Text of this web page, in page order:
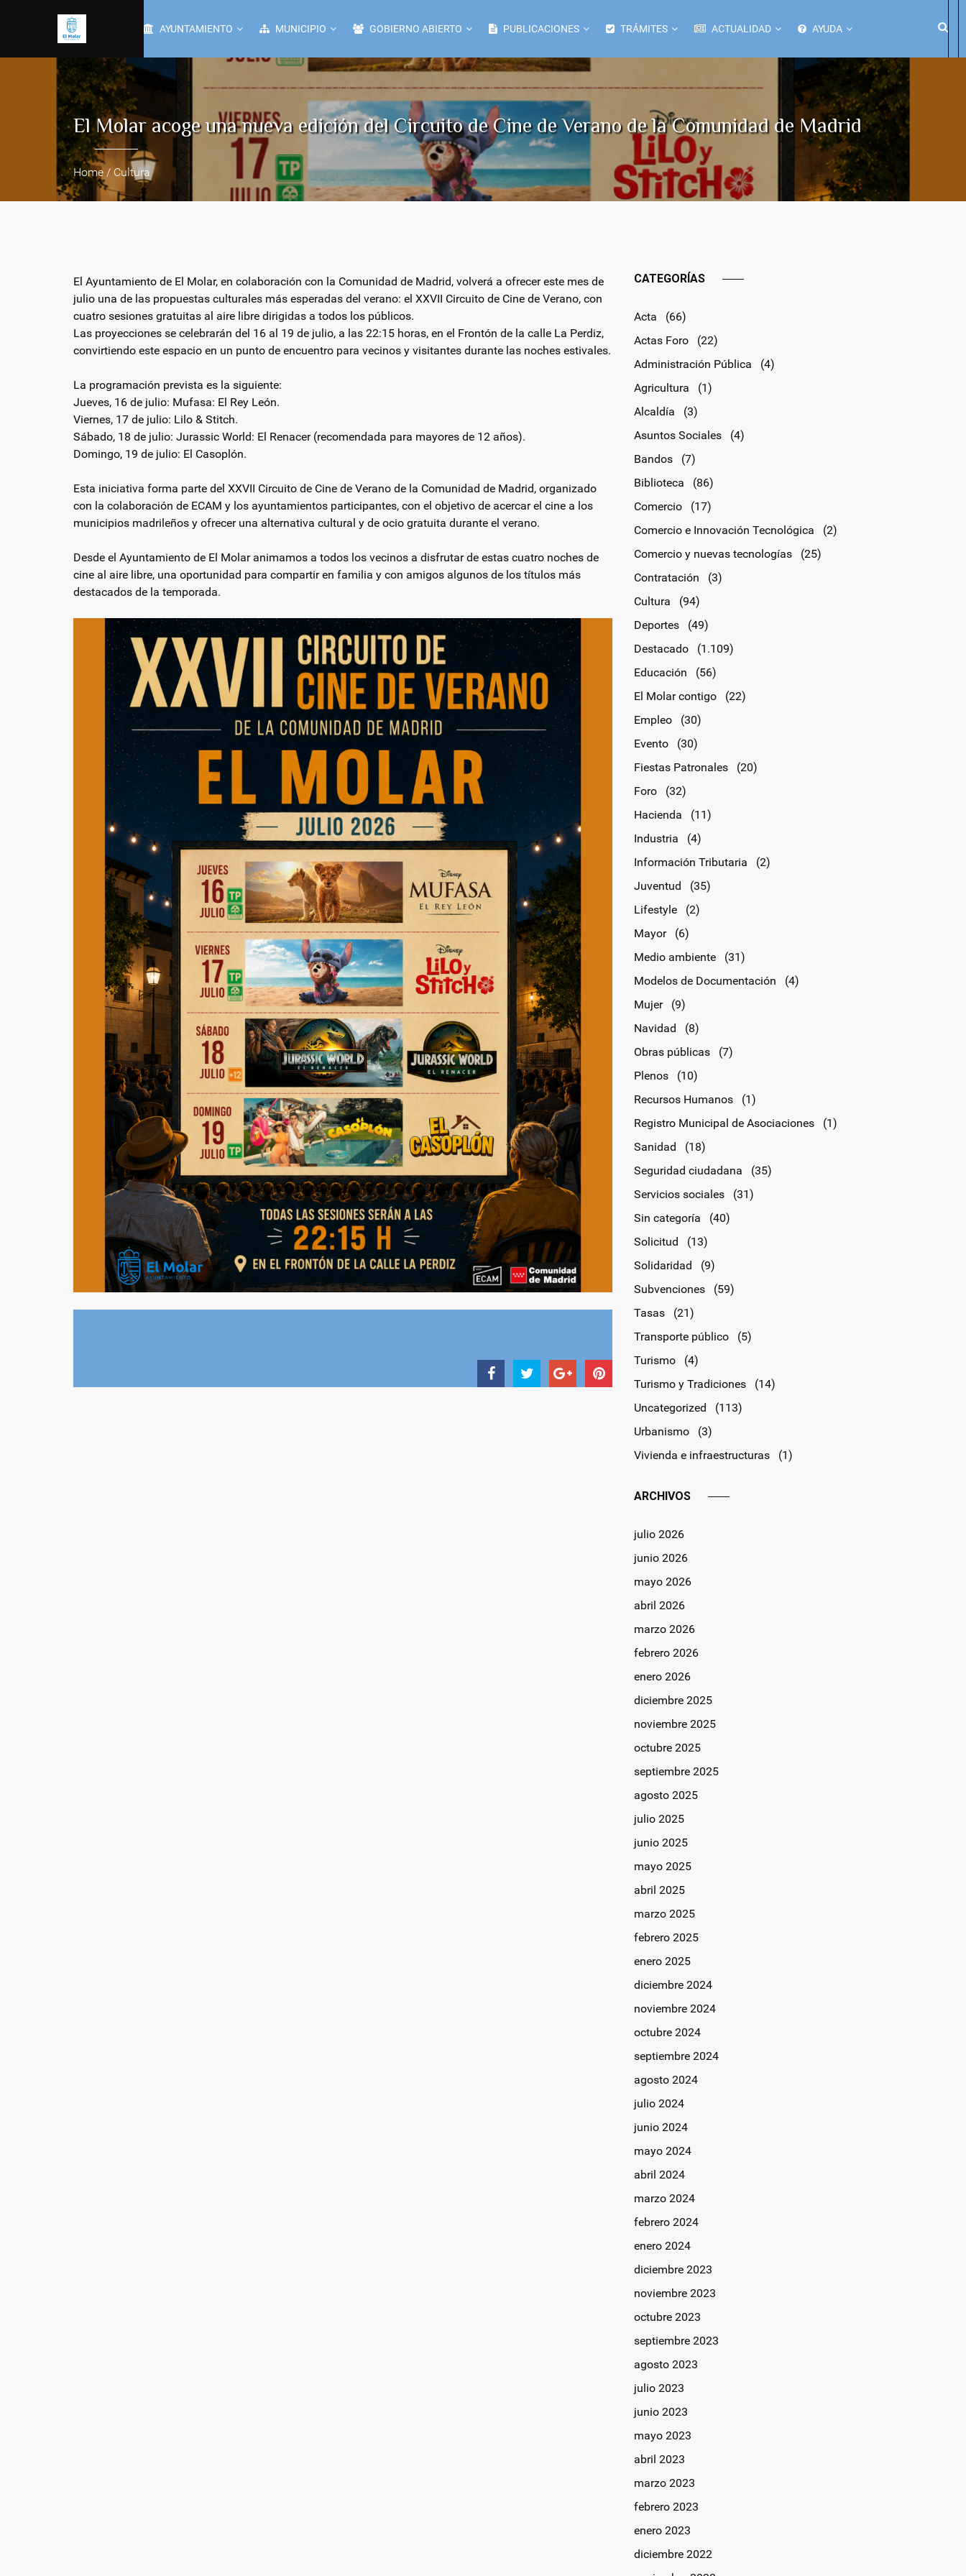
AYUNTAMIENTO MUNICIPIO GOBIERNO ABIERTO PUBLICACIONES TRÁMITES ACTUALIDAD AYUDA
El Molar acoge una nueva edición del Circuito de Cine de Verano de la Comunidad de Madrid
Home / Cultura
El Ayuntamiento de El Molar, en colaboración con la Comunidad de Madrid, volverá a ofrecer este mes de
julio una de las propuestas culturales más esperadas del verano: el XXVII Circuito de Cine de Verano, con
cuatro sesiones gratuitas al aire libre dirigidas a todos los públicos.
Las proyecciones se celebrarán del 16 al 19 de julio, a las 22:15 horas, en el Frontón de la calle La Perdiz,
convirtiendo este espacio en un punto de encuentro para vecinos y visitantes durante las noches estivales.
La programación prevista es la siguiente:
Jueves, 16 de julio: Mufasa: El Rey León.
Viernes, 17 de julio: Lilo & Stitch.
Sábado, 18 de julio: Jurassic World: El Renacer (recomendada para mayores de 12 años).
Domingo, 19 de julio: El Casoplón.
Esta iniciativa forma parte del XXVII Circuito de Cine de Verano de la Comunidad de Madrid, organizado
con la colaboración de ECAM y los ayuntamientos participantes, con el objetivo de acercar el cine a los
municipios madrileños y ofrecer una alternativa cultural y de ocio gratuita durante el verano.
Desde el Ayuntamiento de El Molar animamos a todos los vecinos a disfrutar de estas cuatro noches de
cine al aire libre, una oportunidad para compartir en familia y con amigos algunos de los títulos más
destacados de la temporada.
CATEGORÍAS
Acta
(66)
Actas Foro
(22)
Administración Pública
(4)
Agricultura
(1)
Alcaldía
(3)
Asuntos Sociales
(4)
Bandos
(7)
Biblioteca
(86)
Comercio
(17)
Comercio e Innovación Tecnológica
(2)
Comercio y nuevas tecnologías
(25)
Contratación
(3)
Cultura
(94)
Deportes
(49)
Destacado
(1.109)
Educación
(56)
El Molar contigo
(22)
Empleo
(30)
Evento
(30)
Fiestas Patronales
(20)
Foro
(32)
Hacienda
(11)
Industria
(4)
Información Tributaria
(2)
Juventud
(35)
Lifestyle
(2)
Mayor
(6)
Medio ambiente
(31)
Modelos de Documentación
(4)
Mujer
(9)
Navidad
(8)
Obras públicas
(7)
Plenos
(10)
Recursos Humanos
(1)
Registro Municipal de Asociaciones
(1)
Sanidad
(18)
Seguridad ciudadana
(35)
Servicios sociales
(31)
Sin categoría
(40)
Solicitud
(13)
Solidaridad
(9)
Subvenciones
(59)
Tasas
(21)
Transporte público
(5)
Turismo
(4)
Turismo y Tradiciones
(14)
Uncategorized
(113)
Urbanismo
(3)
Vivienda e infraestructuras
(1)
ARCHIVOS
julio 2026
junio 2026
mayo 2026
abril 2026
marzo 2026
febrero 2026
enero 2026
diciembre 2025
noviembre 2025
octubre 2025
septiembre 2025
agosto 2025
julio 2025
junio 2025
mayo 2025
abril 2025
marzo 2025
febrero 2025
enero 2025
diciembre 2024
noviembre 2024
octubre 2024
septiembre 2024
agosto 2024
julio 2024
junio 2024
mayo 2024
abril 2024
marzo 2024
febrero 2024
enero 2024
diciembre 2023
noviembre 2023
octubre 2023
septiembre 2023
agosto 2023
julio 2023
junio 2023
mayo 2023
abril 2023
marzo 2023
febrero 2023
enero 2023
diciembre 2022